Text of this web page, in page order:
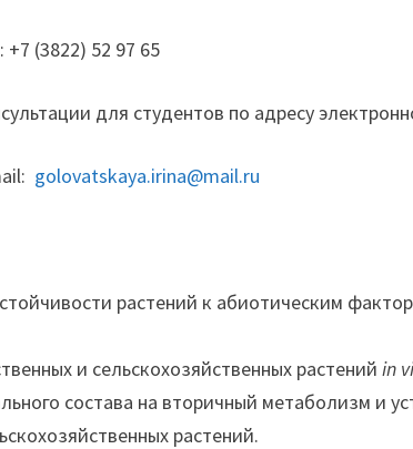
+7 (3822) 52 97 65
для студентов по адресу
golovatskaya.irina@mail.ru
растений к абиотическим
и сельскохозяйственных растенийin
состава на вторичный метаболизм и
растений.